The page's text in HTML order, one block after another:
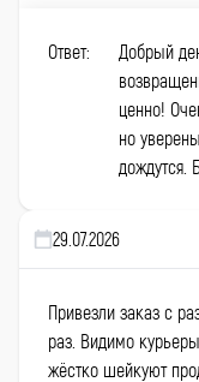
Ответ:
Добрый
ценно!
но
дождутся.
29.07.2026
Привезли заказ с
раз. Видимо
жёстко шейкуют